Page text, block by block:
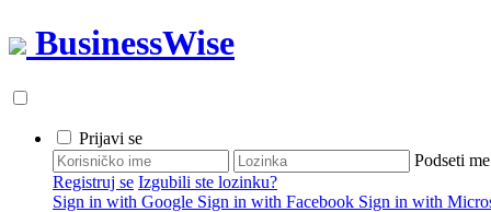
BusinessWise
Prijavi se
Podseti me
Registruj se Izgubili ste lozinku?
Sign in with Google Sign in with Facebook Sign in with